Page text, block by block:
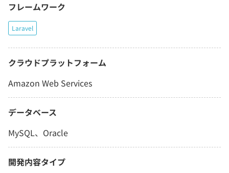
フレームワーク
Laravel
クラウドプラットフォーム
Amazon Web Services
データベース
MySQL、Oracle
開発内容タイプ